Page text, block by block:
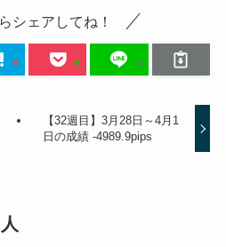
シェアしてね！
【32週目】3月28日～4月1
日の成績 -4989.9pips